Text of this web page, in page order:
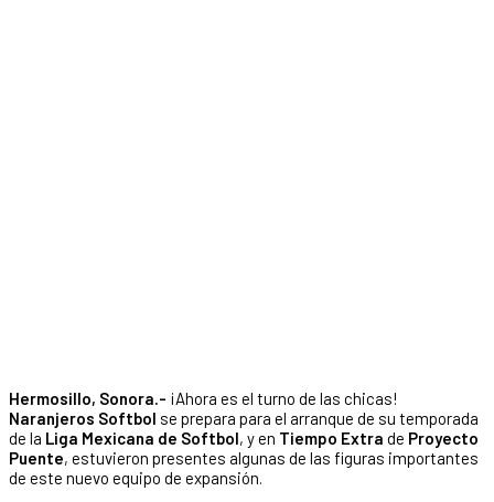
Hermosillo, Sonora.- ¡Ahora es el turno de las chicas!
Naranjeros Softbol se prepara para el arranque de su temporada
de la Liga Mexicana de Softbol, y en Tiempo Extra de Proyecto
Puente, estuvieron presentes algunas de las figuras importantes
de este nuevo equipo de expansión.